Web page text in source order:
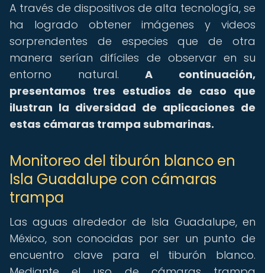
A través de dispositivos de alta tecnología, se
ha logrado obtener imágenes y videos
sorprendentes de especies que de otra
manera serían difíciles de observar en su
entorno natural.A continuación,
presentamos tres estudios de caso que
ilustran la diversidad de aplicaciones de
estas cámaras trampa submarinas.
Monitoreo del tiburón blanco en
Isla Guadalupe con cámaras
trampa
Las aguas alrededor de Isla Guadalupe, en
México, son conocidas por ser un punto de
encuentro clave para el tiburón blanco.